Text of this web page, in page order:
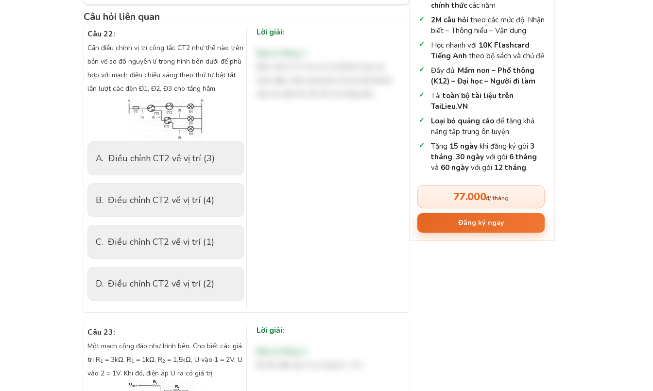
Câu hỏi liên quan
Câu 22:
Cần điều chỉnh vị trí công tắc CT2 như thế nào trên
bản vẽ sơ đồ nguyên lí trong hình bên dưới để phù
hợp với mạch điện chiếu sáng theo thứ tự bật tắt
lần lượt các đèn Đ1, Đ2, Đ3 cho tầng hầm.
A. Điều chỉnh CT2 về vị trí (3)
B. Điều chỉnh CT2 về vị trí (4)
C. Điều chỉnh CT2 về vị trí (1)
D. Điều chỉnh CT2 về vị trí (2)
Lời giải:
Câu 23:
Một mạch cộng đảo như hình bên. Cho biết các giá
trị R1 = 3kΩ, R1 = 1kΩ, R2 = 1,5kΩ, U vào 1 = 2V, U
vào 2 = 1V. Khi đó, điện áp U ra có giá trị
Lời giải:
chính thứccác năm
2M câu hỏi theo các mức độ: Nhận
biết – Thông hiểu – Vận dụng
Học nhanh với 10K Flashcard
Tiếng Anh theo bộ sách và chủ đề
Đầy đủ: Mầm non – Phổ thông
(K12) – Đại học – Người đi làm
Tải toàn bộ tài liệu trên
TaiLieu.VN
Loại bỏ quảng cáo để tăng khả
năng tập trung ôn luyện
Tặng 15 ngày khi đăng ký gói 3
tháng, 30 ngày với gói 6 tháng
và 60 ngày với gói 12 tháng.
77.000đ/ tháng
Đăng ký ngay